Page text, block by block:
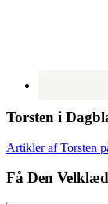
Torsten i
Artikler af Torsten
Få Den